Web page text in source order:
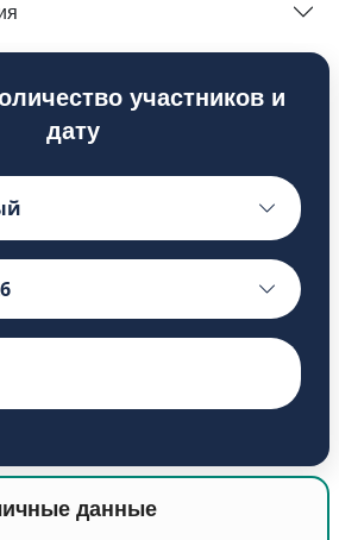
участников и
дату
данные